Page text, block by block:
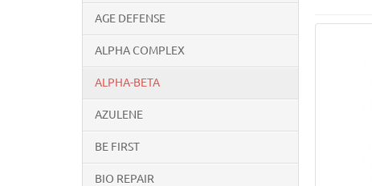
AGE DEFENSE
ALPHA COMPLEX
ALPHA-BETA
AZULENE
BE FIRST
BIO REPAIR